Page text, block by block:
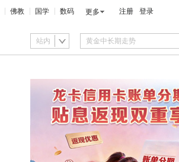
佛教 国学 数码 更多 注册 登录
站内